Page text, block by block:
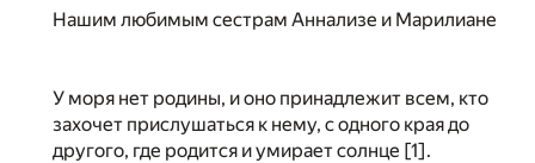
Нашим любимым сестрам Аннализе и Марилиане
У моря нет родины, и оно принадлежит всем, кто
захочет прислушаться к нему, с одного края до
другого, где родится и умирает солнце [1].